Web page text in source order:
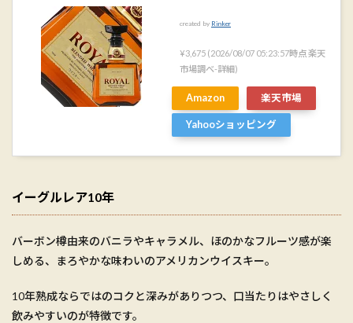
created by Rinker
¥3,675 (2026/08/07 05:23:57時点 楽天
市場調べ-詳細)
Amazon 楽天市場
Yahooショッピング
イーグルレア10年
バーボン樽由来のバニラやキャラメル、ほのかなフルーツ感が楽
しめる、まろやかな味わいのアメリカンウイスキー。
10年熟成ならではのコクと深みがありつつ、口当たりはやさしく
飲みやすいのが特徴です。